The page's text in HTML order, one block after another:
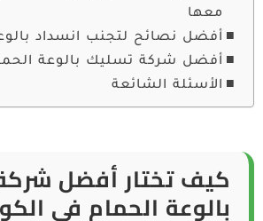
معها
أفضل نصائح لتجنب انسداد
أفضل شركة تسليك بالوعة
الأسئلة الشائعة
كيف تختار أفضل
بالوعة الحمام في